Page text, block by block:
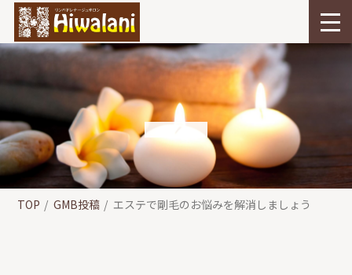
TOP GMB投稿 エステで剛毛のお悩みを解消しましょう